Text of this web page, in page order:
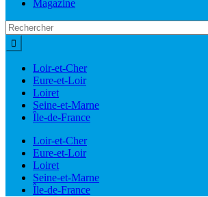
Magazine
Loir-et-Cher
Eure-et-Loir
Loiret
Seine-et-Marne
Île-de-France
Loir-et-Cher
Eure-et-Loir
Loiret
Seine-et-Marne
Île-de-France